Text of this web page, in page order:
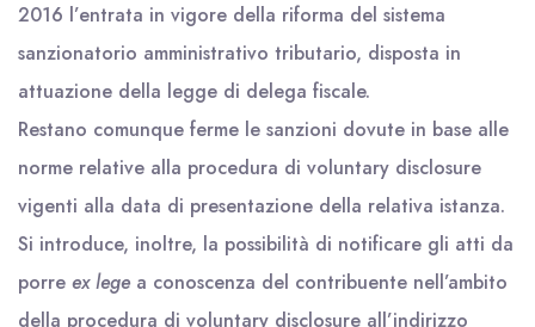
2016 l’entrata in vigore della riforma del sistema
sanzionatorio amministrativo tributario, disposta in
attuazione della legge di delega fiscale.
Restano comunque ferme le sanzioni dovute in base alle
norme relative alla procedura di voluntary disclosure
vigenti alla data di presentazione della relativa istanza.
Si introduce, inoltre, la possibilità di notificare gli atti da
porre ex legea conoscenza del contribuente nell’ambito
della procedura di voluntary disclosure all’indirizzo